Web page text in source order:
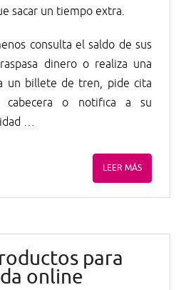
sacar un tiempo extra.
consulta el saldo de sus
dinero o realiza una
un billete de tren, pide cita
o notifica a su
…
LEER MÁS
para
online